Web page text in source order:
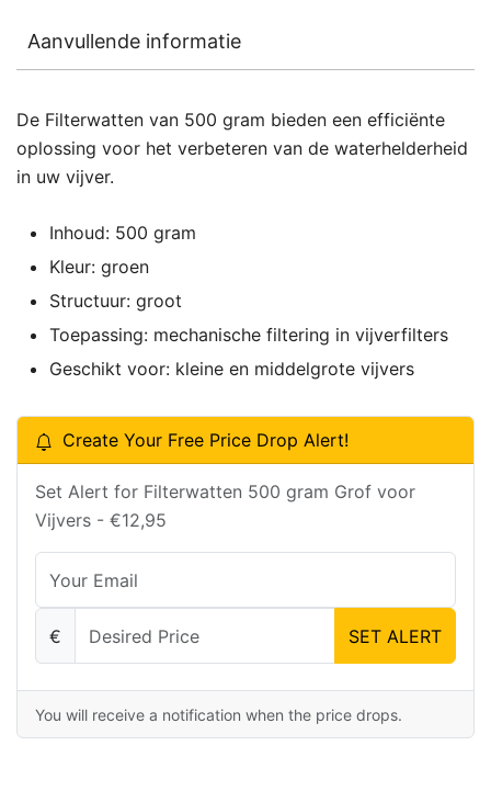
Aanvullende informatie
De Filterwatten van 500 gram bieden een efficiënte
oplossing voor het verbeteren van de waterhelderheid
in uw vijver.
Inhoud: 500 gram
Kleur: groen
Structuur: groot
Toepassing: mechanische filtering in vijverfilters
Geschikt voor: kleine en middelgrote vijvers
Create Your Free Price Drop Alert!
Set Alert for Filterwatten 500 gram Grof voor
Vijvers - €12,95
€ SET ALERT
You will receive a notification when the price drops.